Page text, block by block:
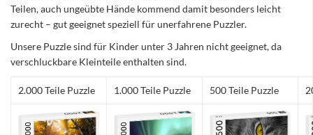
Teilen, auch ungeübte Hände kommend damit besonders leicht
zurecht – gut geeignet speziell für unerfahrene Puzzler.
Unsere Puzzle sind für Kinder unter 3 Jahren nicht geeignet, da
verschluckbare Kleinteile enthalten sind.
2.000 Teile Puzzle 1.000 Teile Puzzle 500 Teile Puzzle